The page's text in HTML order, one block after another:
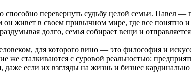
способно перевернуть судьбу целой семьи.
живет в своем привычном мире, где все понятно
долго, семья собирает вещи и
для которого вино — это философия и
сталкиваются с суровой реальностью:
если их взгляды на жизнь и бизнес